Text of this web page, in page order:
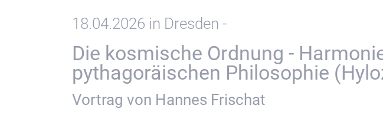
18.04.2026 in Dresden -
Die kosmische Ordnung -
pythagoräischen Philosophie
Vortrag von Hannes Frischat